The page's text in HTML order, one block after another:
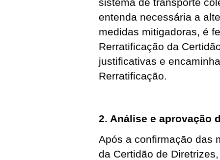
entenda necessária a
medidas mitigadoras, é
Rerratificação da
justificativas e
Rerratificação.
2. Análise e aprovação
Após a confirmação das
da Certidão de